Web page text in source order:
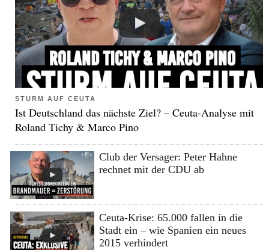
STURM AUF CEUTA
Ist Deutschland das nächste Ziel? – Ceuta-Analyse mit
Roland Tichy & Marco Pino
Club der Versager: Peter Hahne
rechnet mit der CDU ab
Ceuta-Krise: 65.000 fallen in die
Stadt ein – wie Spanien ein neues
2015 verhindert